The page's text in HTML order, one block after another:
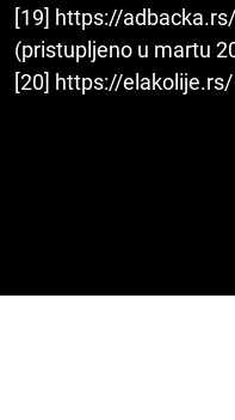
[19] https://
(pristupljeno u martu
[20] https://